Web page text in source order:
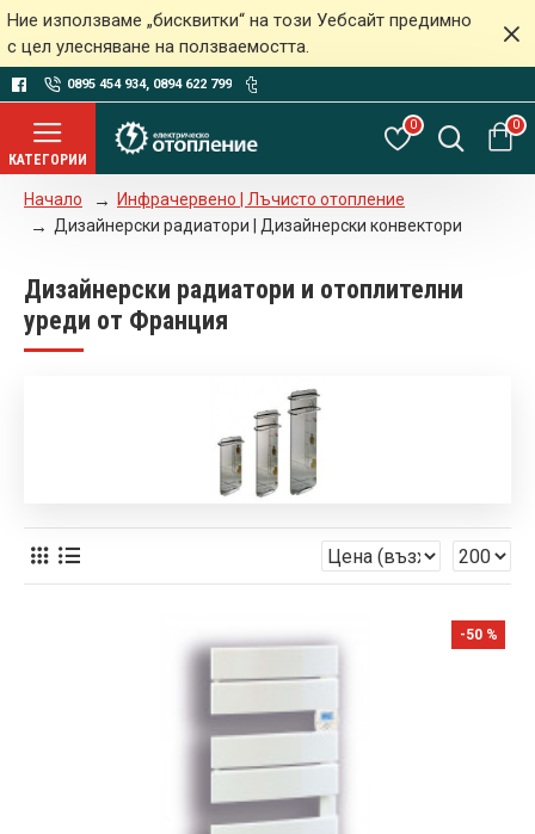
Ние използваме „бисквитки“ на този Уебсайт предимно
с цел улесняване на ползваемостта.
0895 454 934, 0894 622 799
0 0
Начало
Инфрачервено | Лъчисто отопление
Дизайнерски радиатори | Дизайнерски конвектори
Дизайнерски радиатори и отоплителни
уреди от Франция
-50 %